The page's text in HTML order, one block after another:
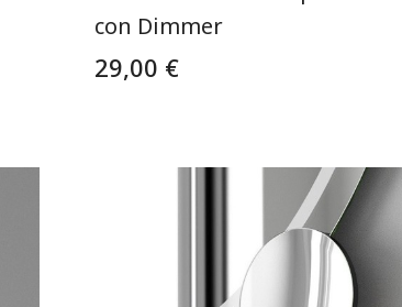
con Dimmer
29,00 €